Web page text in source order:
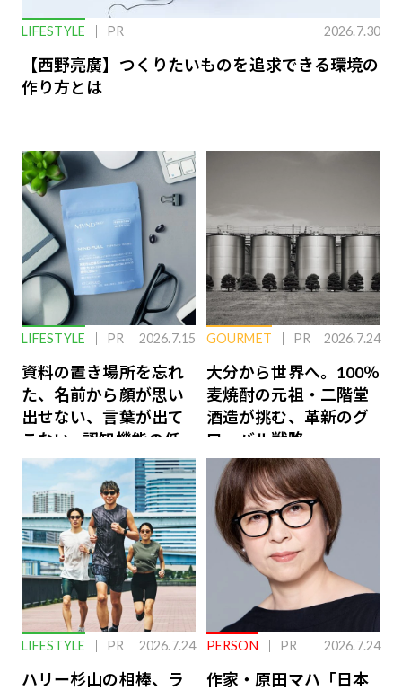
LIFESTYLE PR 2026.7.30
【西野亮廣】つくりたいものを追求できる環境の
作り方とは
LIFESTYLE PR 2026.7.15
資料の置き場所を忘れ
た、名前から顔が思い
出せない、言葉が出て
こない…認知機能の低
下を救う、脳のインナ
ーケアとは
GOURMET PR 2026.7.24
大分から世界へ。100％
麦焼酎の元祖・二階堂
酒造が挑む、革新のグ
ローバル戦略
LIFESTYLE PR 2026.7.24
ハリー杉山の相棒、ラ
PERSON PR 2026.7.24
作家・原田マハ「日本